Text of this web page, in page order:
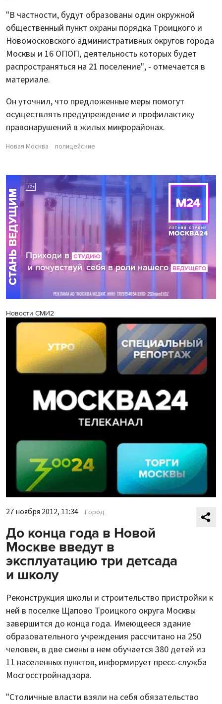
"В частности, будут образованы один окружной
общественный пункт охраны порядка Троицкого и
Новомосковского административных округов города
Москвы и 16 ОПОП, деятельность которых будет
распространяться на 21 поселение", - отмечается в
материале.
Он уточнил, что предложенные меры помогут
осуществлять предупреждение и профилактику
правонарушений в жилых микрорайонах.
Новая Москва полицейские
Новости СМИ2
27 ноября 2012, 11:34 Город
До конца года в Новой
Москве введут в
эксплуатацию три детсада
и школу
Реконструкция школы и строительство пристройки к
ней в поселке Щапово Троицкого округа Москвы
завершится до конца года. Имеющееся здание
образовательного учреждения рассчитано на 250
человек, в две смены в нем обучается 380 детей из
11 населенных пунктов, информирует пресс-служба
Мосгосстройнадзора.
"Столичные власти взяли на себя обязательство